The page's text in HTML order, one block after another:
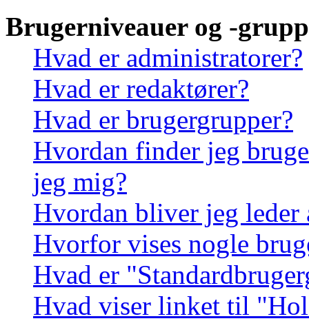
Brugerniveauer og -
Hvad er administratorer?
Hvad er redaktører?
Hvad er brugergrupper?
Hvordan finder jeg
jeg mig?
Hvordan bliver jeg leder
Hvorfor vises nogle
Hvad er
Hvad viser linket til